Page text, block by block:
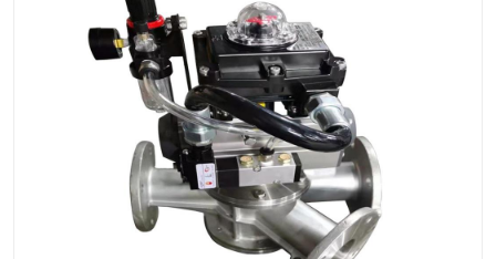
粉体三通阀
气动三通阀 不锈钢三通阀
翻板转向阀
Y型球阀
气动球阀